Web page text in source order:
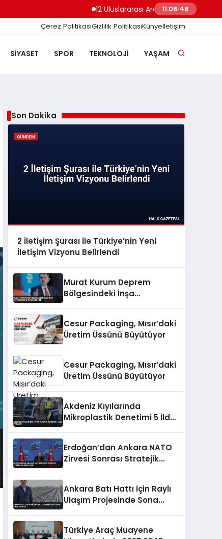
12 Uluslararası Arap Dili Konferansı Ekim
11:06:47
Çerez PolitikasıGizlilik PolitikasıKünyeİletişim
SIYASET SPOR TEKNOLOJI YAŞAM
Son Dakika
2 İletişim Şurası ile Türkiye’nin Yeni
İletişim Vizyonu Belirlendi
Murat Kurum Deprem
Bölgesindeki İnşa
Cesur Packaging, Mısır’daki
Üretim Üssünü Büyütüyor
Cesur Packaging, Mısır’daki
Üretim Üssünü Büyütüyor
Akdeniz Kıyılarında
Mikroplastik Denetimi 5 İlde
Erdoğan’dan Ankara NATO
Zirvesi Sonrası Stratejik
Ankara Batı Hattı İçin Raylı
Ulaşım Projesinde Sona
Türkiye Araç Muayene